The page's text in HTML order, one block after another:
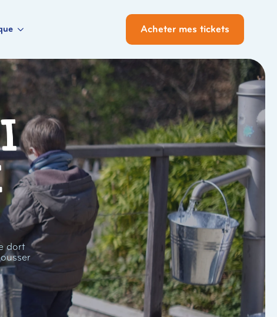
Acheter mes tickets
dort